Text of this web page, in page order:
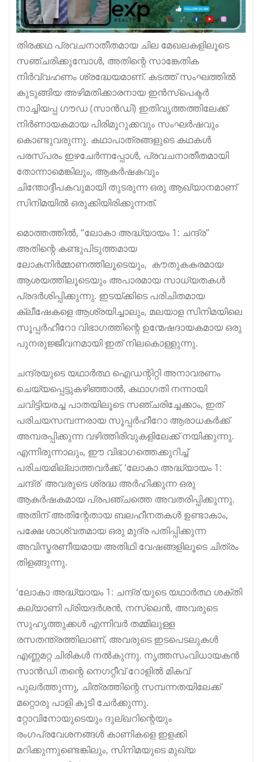
തിരക്കഥ പ്രവചനാതീതമായ ചില മേഖലകളിലൂടെ
സഞ്ചരിക്കുമ്പോൾ, അതിന്റെ സാങ്കേതിക
നിർവ്വഹണം ശ്രദ്ധേയമാണ്. കടത്ത് സംഘത്തിൽ
കുടുങ്ങിയ അഴിമതിക്കാരനായ ഇൻസ്പെക്ടർ
നാച്ചിയപ്പ ഗൗഡ (സാൻഡി) ഇതിവൃത്തത്തിലേക്ക്
നിർണായകമായ പിരിമുറുക്കവും സംഘർഷവും
കൊണ്ടുവരുന്നു. കഥാപാത്രങ്ങളുടെ കഥകൾ
പരസ്പരം ഇഴചേർന്നപ്പോൾ, പ്രവചനാതീതമായി
തോന്നാമെങ്കിലും, ആകർഷകവും
ചിന്തോദ്ദീപകവുമായി തുടരുന്ന ഒരു ആഖ്യാനമാണ്
സിനിമയിൽ ഒരുക്കിയിരിക്കുന്നത്.
മൊത്തത്തിൽ, “ലോകാ അദ്ധ്യായം 1: ചന്ദ്ര”
അതിന്റെ കണ്ടുപിടുത്തമായ
ലോകനിർമ്മാണത്തിലൂടെയും, കൗതുകകരമായ
ആശയത്തിലൂടെയും അപാരമായ സാധ്യതകൾ
പ്രദർശിപ്പിക്കുന്നു. ഇടയ്ക്കിടെ പരിചിതമായ
ക്ലീഷേകളെ ആശ്രയിച്ചാലും, മലയാള സിനിമയിലെ
സൂപ്പർഹീറോ വിഭാഗത്തിന്റെ ഉന്മേഷദായകമായ ഒരു
പുനരുജ്ജീവനമായി ഇത് നിലകൊള്ളുന്നു.
ചന്ദ്രയുടെ യഥാർത്ഥ ഐഡന്റിറ്റി അനാവരണം
ചെയ്യപ്പെട്ടുകഴിഞ്ഞാൽ, കഥാഗതി നന്നായി
ചവിട്ടിയരച്ച പാതയിലൂടെ സഞ്ചരിച്ചേക്കാം, ഇത്
പരിചയസമ്പന്നരായ സൂപ്പർഹീറോ ആരാധകർക്ക്
അമ്പരപ്പിക്കുന്ന വഴിത്തിരിവുകളിലേക്ക് നയിക്കുന്നു.
എന്നിരുന്നാലും, ഈ വിഭാഗത്തെക്കുറിച്ച്
പരിചയമില്ലാത്തവർക്ക്, ‘ലോകാ അദ്ധ്യായം 1:
ചന്ദ്ര’ അവരുടെ ശ്രദ്ധ അർഹിക്കുന്ന ഒരു
ആകർഷകമായ പ്രപഞ്ചത്തെ അവതരിപ്പിക്കുന്നു.
അതിന് അതിന്റേതായ ബലഹീനതകൾ ഉണ്ടാകാം,
പക്ഷേ ശാശ്വതമായ ഒരു മുദ്ര പതിപ്പിക്കുന്ന
അവിസ്മരണീയമായ അതിഥി വേഷങ്ങളിലൂടെ ചിത്രം
തിളങ്ങുന്നു.
‘ലോകാ അദ്ധ്യായം 1: ചന്ദ്ര’യുടെ യഥാർത്ഥ ശക്തി
കല്യാണി പ്രിയദർശൻ, നസ്ലെൻ, അവരുടെ
സുഹൃത്തുക്കൾ എന്നിവർ തമ്മിലുള്ള
രസതന്ത്രത്തിലാണ്, അവരുടെ ഇടപെടലുകൾ
എണ്ണമറ്റ ചിരികൾ നൽകുന്നു. നൃത്തസംവിധായകൻ
സാൻഡി തന്റെ നെഗറ്റീവ് റോളിൽ മികവ്
പുലർത്തുന്നു, ചിത്രത്തിന്റെ സമ്പന്നതയിലേക്ക്
മറ്റൊരു പാളി കൂടി ചേർക്കുന്നു.
റ്റോവിനോയുടെയും ദുല്ഖറിന്റെയും
രംഗപ്രവേശനങ്ങൾ കാണികളെ ഇളക്കി
മറിക്കുന്നുണ്ടെങ്കിലും, സിനിമയുടെ മുഖ്യ